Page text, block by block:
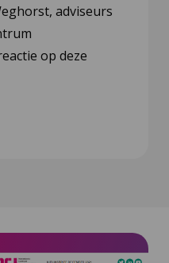
adviseurs
op deze